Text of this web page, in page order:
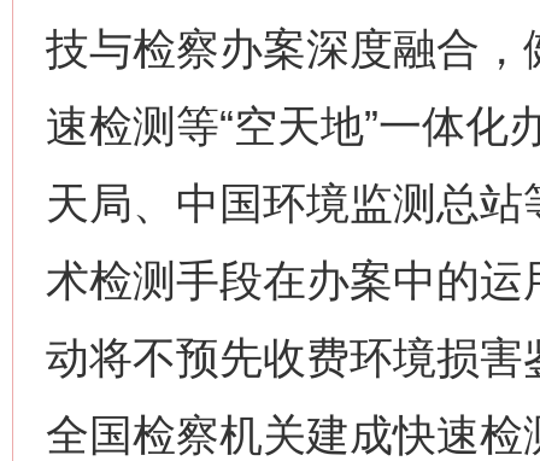
技与检察办案深度融合
速检测等“空天地”一体
天局、中国环境监测总
术检测手段在办案中的
动将不预先收费环境损
全国检察机关建成快速